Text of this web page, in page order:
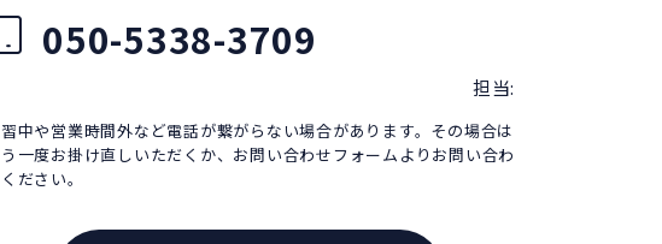
050-5338-3709
担当:
中や営業時間外など電話が繋がらない場合があります。その場合は
一度お掛け直しいただくか、お問い合わせフォームよりお問い合わ
ださい。